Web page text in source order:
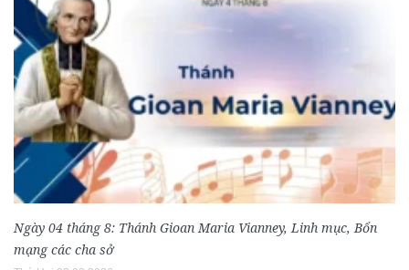
Ngày 04 tháng 8: Thánh Gioan Maria Vianney, Linh mục, Bổn
mạng các cha sở